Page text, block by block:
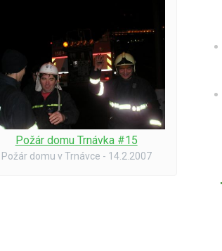
Požár domu Trnávka #15
Požár domu v Trnávce - 14.2.2007